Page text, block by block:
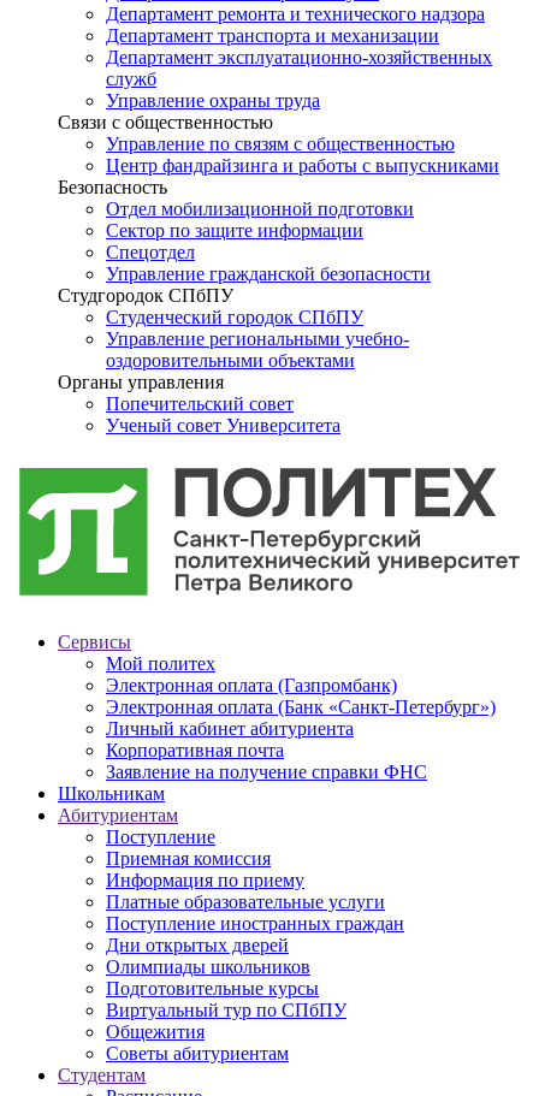
Департамент ремонта и технического надзора
Департамент транспорта и механизации
Департамент эксплуатационно-хозяйственных
служб
Управление охраны труда
Связи с общественностью
Управление по связям с общественностью
Центр фандрайзинга и работы с выпускниками
Безопасность
Отдел мобилизационной подготовки
Сектор по защите информации
Спецотдел
Управление гражданской безопасности
Студгородок СПбПУ
Студенческий городок СПбПУ
Управление региональными учебно-
оздоровительными объектами
Органы управления
Попечительский совет
Ученый совет Университета
Сервисы
Мой политех
Электронная оплата (Газпромбанк)
Электронная оплата (Банк «Санкт-Петербург»)
Личный кабинет абитуриента
Корпоративная почта
Заявление на получение справки ФНС
Школьникам
Абитуриентам
Поступление
Приемная комиссия
Информация по приему
Платные образовательные услуги
Поступление иностранных граждан
Дни открытых дверей
Олимпиады школьников
Подготовительные курсы
Виртуальный тур по СПбПУ
Общежития
Советы абитуриентам
Студентам